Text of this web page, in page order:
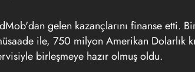
gelen kazançlarını finanse etti.
ile, 750 milyon Amerikan Dolarlık
birleşmeye hazır olmuş oldu.